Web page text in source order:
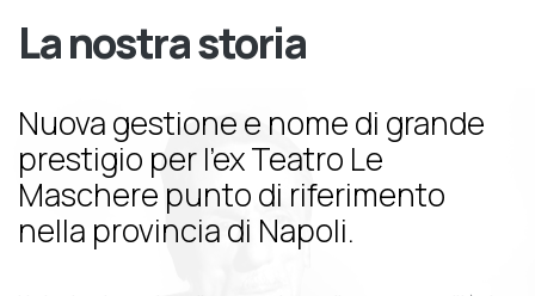
La nostra storia
Nuova gestione e nome di grande
prestigio per l’ex Teatro Le
Maschere punto di riferimento
nella provincia di Napoli.